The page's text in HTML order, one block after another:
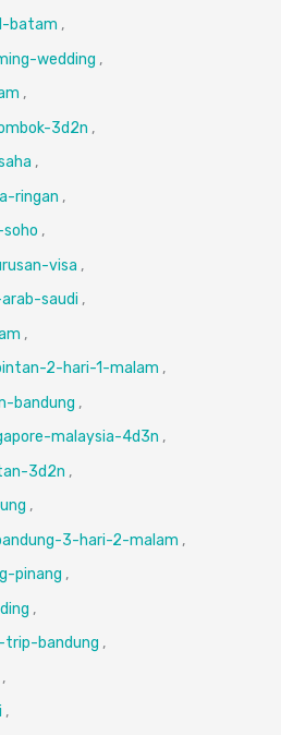
batam ,
wedding ,
,
3d2n ,
,
ringan ,
,
visa ,
saudi ,
,
2-hari-1-malam ,
bandung ,
malaysia-4d3n ,
3d2n ,
,
3-hari-2-malam ,
pinang ,
,
bandung ,
,
,